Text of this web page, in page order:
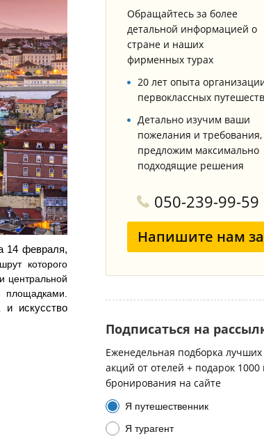
14 февраля,
которого
центральной
площадками.
искусство
Обращайтесь за более
детальной информацией о
стране и наших
фирменных турах
20 лет опыта
первоклассных
Детально изучим ваши
пожелания и требования,
предложим максимально
подходящие решения
050-239-99-59
Напишите нам
Подписаться на
Еженедельная подборка лучших
акций от отелей + подарок 1000
бронирования на сайте
Я путешественник
Я турагент